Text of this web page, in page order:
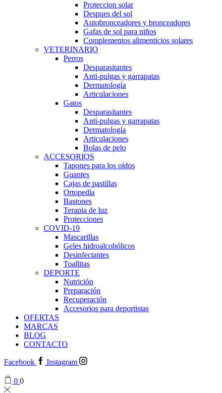
Proteccion solar
Despues del sol
Autobronceadores y bronceadores
Gafas de sol para niños
Complementos alimenticios solares
VETERINARIO
Perros
Desparasitantes
Anti-pulgas y garrapatas
Dermatología
Articulaciones
Gatos
Desparasitantes
Anti-pulgas y garrapatas
Dermatología
Articulaciones
Bolas de pelo
ACCESORIOS
Tapones para los oídos
Guantes
Cajas de pastillas
Ortopedía
Bastones
Terapia de luz
Protecciones
COVID-19
Mascarillas
Geles hidroalcohólicos
Desinfectantes
Toallitas
DEPORTE
Nutrición
Preparación
Recuperación
Accesorios para deportistas
OFERTAS
MARCAS
BLOG
CONTACTO
Facebook Instagram
0 0